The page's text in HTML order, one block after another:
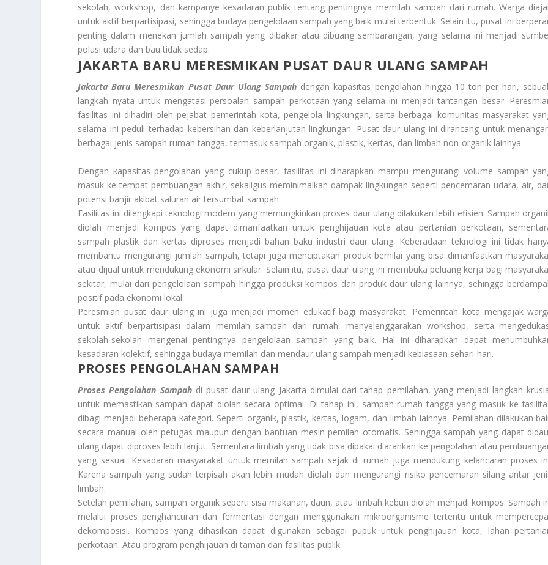
sekolah, workshop, dan kampanye kesadaran publik tentang pentingnya memilah sampah dari rumah. Warga
untuk aktif berpartisipasi, sehingga budaya pengelolaan sampah yang baik mulai terbentuk. Selain itu, pusat ini
penting dalam menekan jumlah sampah yang dibakar atau dibuang sembarangan, yang selama ini menjadi
polusi udara dan bau tidak sedap.
JAKARTA BARU MERESMIKAN PUSAT DAUR ULANG SAMPAH
Jakarta Baru Meresmikan Pusat Daur Ulang Sampah dengan kapasitas pengolahan hingga 10 ton per hari,
langkah nyata untuk mengatasi persoalan sampah perkotaan yang selama ini menjadi tantangan besar.
fasilitas ini dihadiri oleh pejabat pemerintah kota, pengelola lingkungan, serta berbagai komunitas masyarakat
selama ini peduli terhadap kebersihan dan keberlanjutan lingkungan. Pusat daur ulang ini dirancang untuk
berbagai jenis sampah rumah tangga, termasuk sampah organik, plastik, kertas, dan limbah non-organik lainnya.
Dengan kapasitas pengolahan yang cukup besar, fasilitas ini diharapkan mampu mengurangi volume sampah
masuk ke tempat pembuangan akhir, sekaligus meminimalkan dampak lingkungan seperti pencemaran udara, air,
potensi banjir akibat saluran air tersumbat sampah.
Fasilitas ini dilengkapi teknologi modern yang memungkinkan proses daur ulang dilakukan lebih efisien. Sampah
diolah menjadi kompos yang dapat dimanfaatkan untuk penghijauan kota atau pertanian perkotaan,
sampah plastik dan kertas diproses menjadi bahan baku industri daur ulang. Keberadaan teknologi ini tidak
membantu mengurangi jumlah sampah, tetapi juga menciptakan produk bernilai yang bisa dimanfaatkan
atau dijual untuk mendukung ekonomi sirkular. Selain itu, pusat daur ulang ini membuka peluang kerja bagi
sekitar, mulai dari pengelolaan sampah hingga produksi kompos dan produk daur ulang lainnya, sehingga
positif pada ekonomi lokal.
Peresmian pusat daur ulang ini juga menjadi momen edukatif bagi masyarakat. Pemerintah kota mengajak
untuk aktif berpartisipasi dalam memilah sampah dari rumah, menyelenggarakan workshop, serta
sekolah-sekolah mengenai pentingnya pengelolaan sampah yang baik. Hal ini diharapkan dapat
kesadaran kolektif, sehingga budaya memilah dan mendaur ulang sampah menjadi kebiasaan sehari-hari.
PROSES PENGOLAHAN SAMPAH
Proses Pengolahan Sampahdi pusat daur ulang Jakarta dimulai dari tahap pemilahan, yang menjadi langkah
untuk memastikan sampah dapat diolah secara optimal. Di tahap ini, sampah rumah tangga yang masuk ke
dibagi menjadi beberapa kategori. Seperti organik, plastik, kertas, logam, dan limbah lainnya. Pemilahan dilakukan
secara manual oleh petugas maupun dengan bantuan mesin pemilah otomatis. Sehingga sampah yang dapat
ulang dapat diproses lebih lanjut. Sementara limbah yang tidak bisa dipakai diarahkan ke pengolahan atau
yang sesuai. Kesadaran masyarakat untuk memilah sampah sejak di rumah juga mendukung kelancaran proses
Karena sampah yang sudah terpisah akan lebih mudah diolah dan mengurangi risiko pencemaran silang antar
limbah.
Setelah pemilahan, sampah organik seperti sisa makanan, daun, atau limbah kebun diolah menjadi kompos. Sampah
melalui proses penghancuran dan fermentasi dengan menggunakan mikroorganisme tertentu untuk
dekomposisi. Kompos yang dihasilkan dapat digunakan sebagai pupuk untuk penghijauan kota, lahan
perkotaan. Atau program penghijauan di taman dan fasilitas publik.